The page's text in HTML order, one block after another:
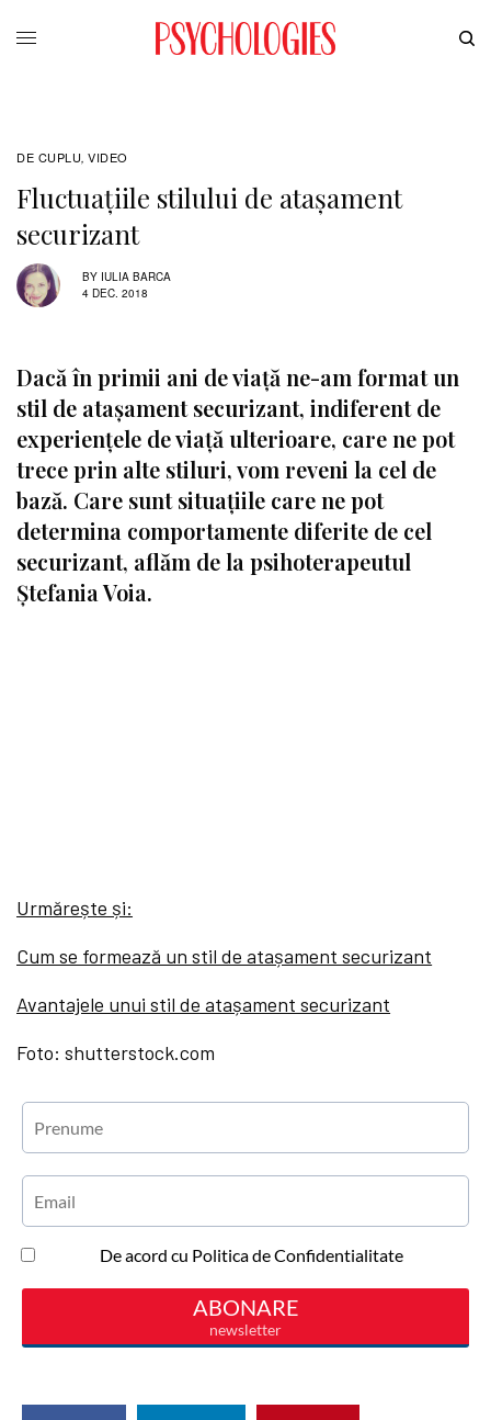
DE CUPLU, VIDEO
Fluctuațiile stilului de atașament
securizant
BY IULIA BARCA
4 DEC. 2018
Dacă în primii ani de viață ne-am format un
stil de atașament securizant, indiferent de
experiențele de viață ulterioare, care ne pot
trece prin alte stiluri, vom reveni la cel de
bază. Care sunt situațiile care ne pot
determina comportamente diferite de cel
securizant, aflăm de la psihoterapeutul
Ștefania Voia.
Urmărește și:
Cum se formează un stil de atașament securizant
Avantajele unui stil de atașament securizant
Foto: shutterstock.com